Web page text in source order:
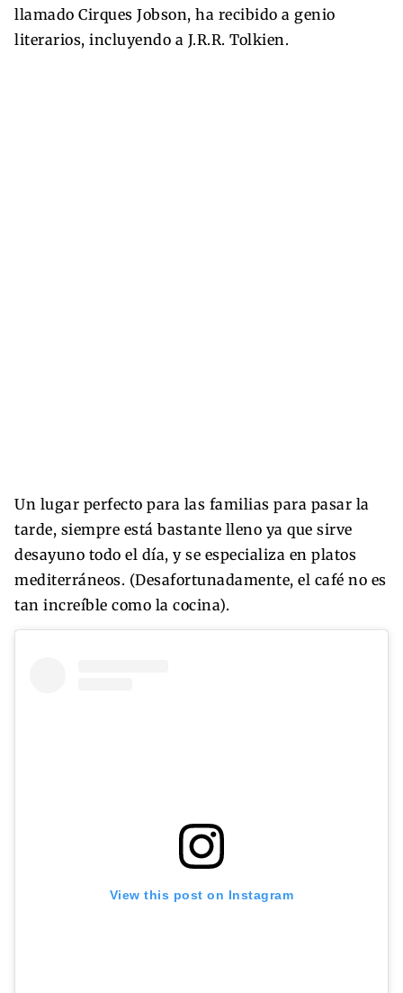
llamado Cirques Jobson, ha recibido a genio
literarios, incluyendo a J.R.R. Tolkien.
Un lugar perfecto para las familias para pasar la
tarde, siempre está bastante lleno ya que sirve
desayuno todo el día, y se especializa en platos
mediterráneos. (Desafortunadamente, el café no es
tan increíble como la cocina).
View this post on Instagram